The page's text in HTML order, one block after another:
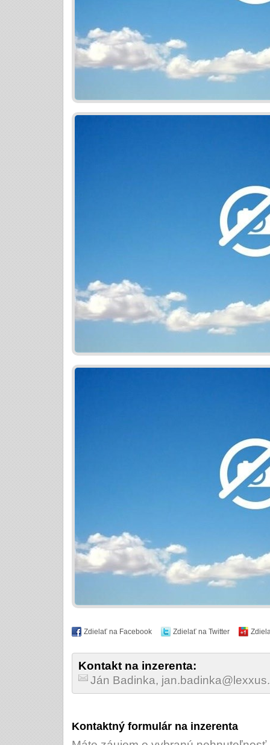
Zdielať na Facebook Zdielať na Twitter
Kontakt na inzerenta:
Ján Badinka,
Kontaktný formulár na inzerenta